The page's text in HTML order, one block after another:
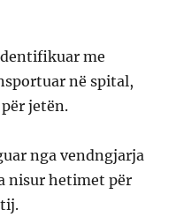
me
në spital,
jetën.
nga vendngjarja
nisur hetimet për